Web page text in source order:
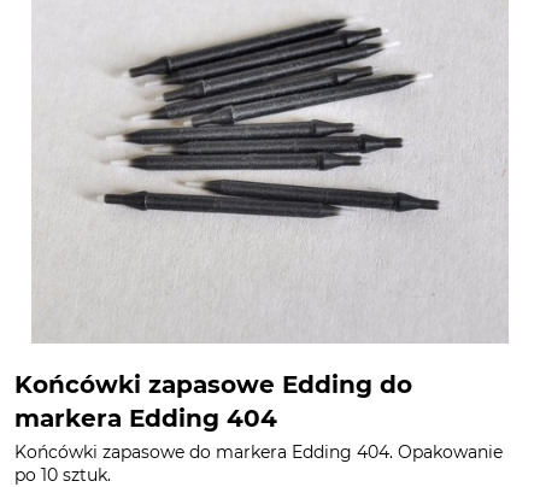
Końcówki zapasowe Edding do
markera Edding 404
Końcówki zapasowe do markera Edding 404. Opakowanie
po 10 sztuk.